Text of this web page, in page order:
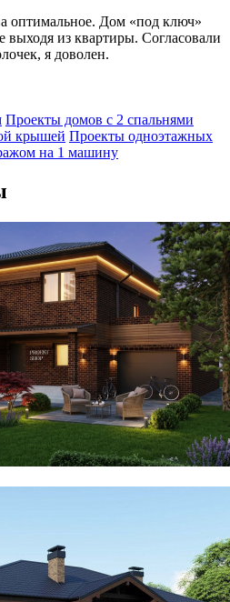
оптимальное. Дом «под ключ»
выходя из квартиры. Согласовали
я доволен.
Проекты домов с 2 спальнями
крышей Проекты одноэтажных
на 1 машину